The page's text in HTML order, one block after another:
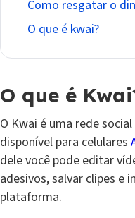
Como resgatar o
O que é kwai?
O que é
O Kwai é uma rede
disponível para celulares
dele você pode editar
adesivos, salvar clipes e
plataforma.